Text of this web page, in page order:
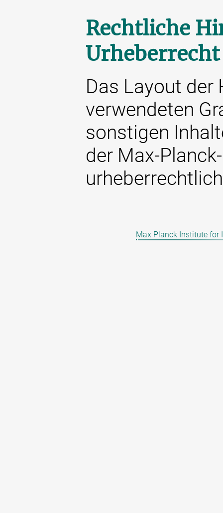
Rechtliche
Urheberrecht
Das Layout der
verwendeten
sonstigen
der Max-
Max Planck Institute for